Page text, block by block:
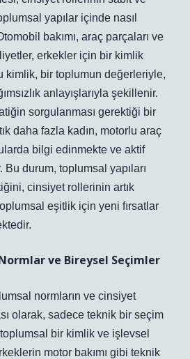
yapılar içinde nasıl
bakımı, araç parçaları ve
erkekler için bir kimlik
kimlik, bir toplumun değerleriyle,
anlayışlarıyla şekillenir.
sorgulanması gerektiği bir
daha fazla kadın, motorlu araç
bilgi edinmekte ve aktif
Bu durum, toplumsal yapıları
cinsiyet rollerinin artık
eşitlik için yeni fırsatlar
ve Bireysel Seçimler
normların ve cinsiyet
olarak, sadece teknik bir seçim
bir kimlik ve işlevsel
motor bakımı gibi teknik